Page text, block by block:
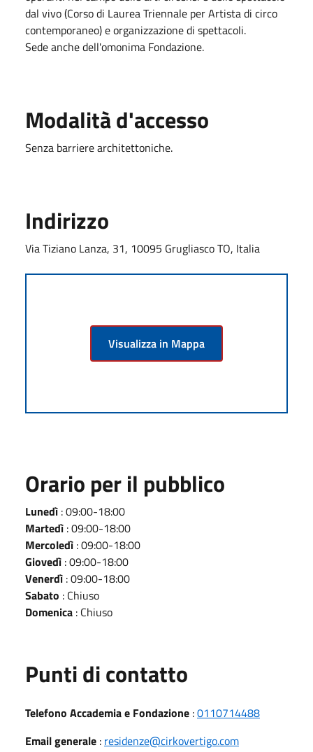
dal vivo (Corso di Laurea Triennale per Artista di circo
contemporaneo) e organizzazione di spettacoli.
Sede anche dell'omonima Fondazione.
Modalità d'accesso
Senza barriere architettoniche.
Indirizzo
Via Tiziano Lanza, 31, 10095 Grugliasco TO, Italia
Visualizza in Mappa
Orario per il pubblico
Lunedì : 09:00-18:00
Martedì : 09:00-18:00
Mercoledì : 09:00-18:00
Giovedì : 09:00-18:00
Venerdì : 09:00-18:00
Sabato : Chiuso
Domenica : Chiuso
Punti di contatto
Telefono Accademia e Fondazione :0110714488
Email generale : residenze@cirkovertigo.com